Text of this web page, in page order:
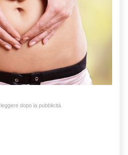
dopo la pubblicità